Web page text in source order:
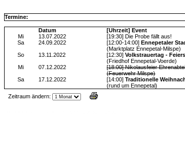
Termine:
Datum
[Uhrzeit] Event
Mi
13.07.2022
[19:30] Die Probe fällt aus!
Sa
24.09.2022 [12:00-14:00] Ennepetaler
(Marktplatz Ennepetal-Milspe)
So
13.11.2022 [12:30]Volkstrauertag -
(Friedhof Ennepetal-Voerde)
Mi
07.12.2022
[18:00] Nikolausfeier
(Feuerwehr Milspe)
Sa
17.12.2022 [14:00]Traditionelle
(rund um Ennepetal)
Zeitraum ändern: